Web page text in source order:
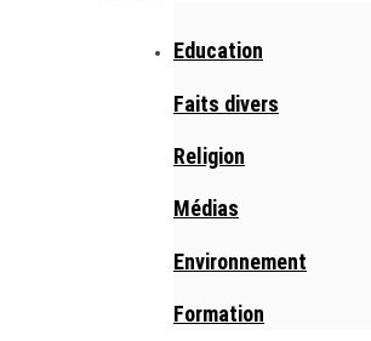
Education
Faits divers
Religion
Médias
Environnement
Formation